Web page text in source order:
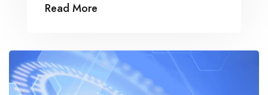
Read More